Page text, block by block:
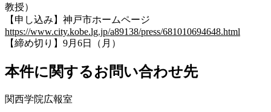
教授）
【申し込み】神戸市ホームページ
https://www.city.kobe.lg.jp/a89138/press/681010694648.html
【締め切り】9月6日（月）
本件に関するお問い合わせ先
関西学院広報室